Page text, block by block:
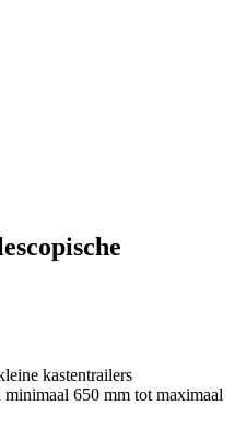
kastentrailers
minimaal 650 mm tot maximaal